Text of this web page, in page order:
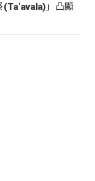
」凸顯